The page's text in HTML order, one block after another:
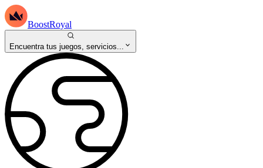
BoostRoyal
Encuentra tus juegos, servicios...